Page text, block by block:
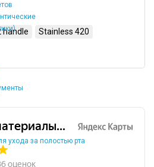
ухода за полостью рта
handle
Stainless 420